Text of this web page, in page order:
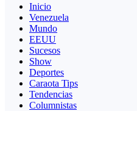
Inicio
Venezuela
Mundo
EEUU
Sucesos
Show
Deportes
Caraota Tips
Tendencias
Columnistas